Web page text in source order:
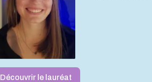
Découvrir le lauréat